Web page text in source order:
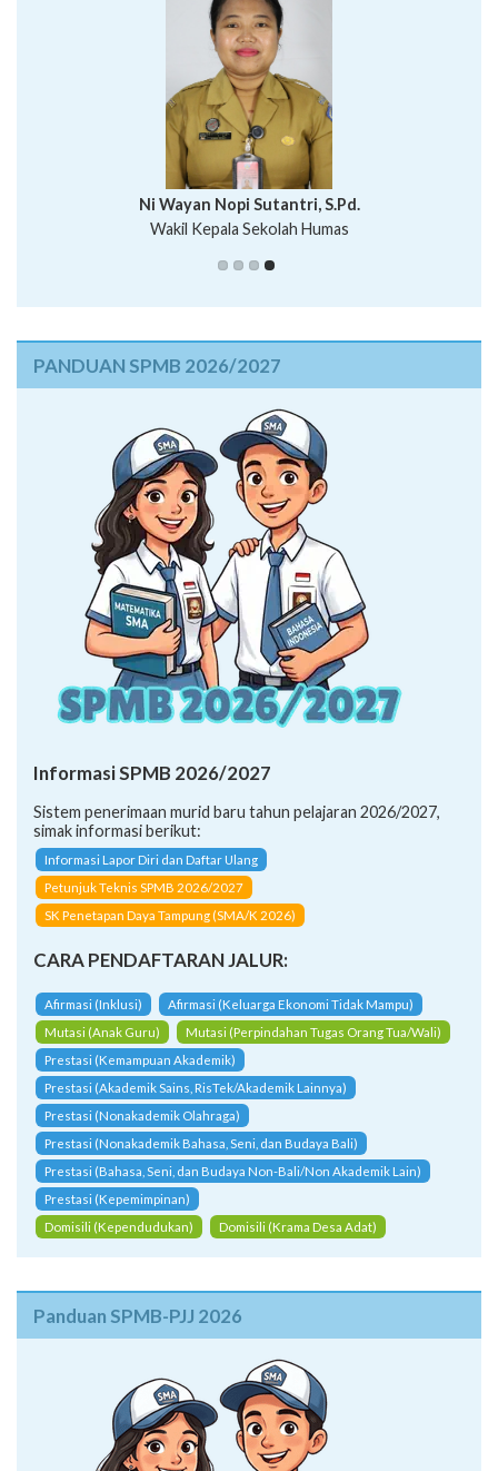
Putu Suhartana, S.Pd.
I Wayan Bawa Parmita, S.Pd
I Wayan Gede Aditya Pratita, S.Pd., M.Sn
Ni Wayan Nopi Sutantri, S.Pd.
Wakil Kepala Sekolah Humas
PANDUAN SPMB 2026/2027
Informasi SPMB 2026/2027
Sistem penerimaan murid baru tahun pelajaran 2026/2027,
simak informasi berikut:
Informasi Lapor Diri dan Daftar Ulang
Petunjuk Teknis SPMB 2026/2027
SK Penetapan Daya Tampung (SMA/K 2026)
CARA PENDAFTARAN JALUR:
Afirmasi (Inklusi)
Afirmasi (Keluarga Ekonomi Tidak Mampu)
Mutasi (Anak Guru)
Mutasi (Perpindahan Tugas Orang Tua/Wali)
Prestasi (Kemampuan Akademik)
Prestasi (Akademik Sains, RisTek/Akademik Lainnya)
Prestasi (Nonakademik Olahraga)
Prestasi (Nonakademik Bahasa, Seni, dan Budaya Bali)
Prestasi (Bahasa, Seni, dan Budaya Non-Bali/Non Akademik Lain)
Prestasi (Kepemimpinan)
Domisili (Kependudukan)
Domisili (Krama Desa Adat)
Panduan SPMB-PJJ 2026